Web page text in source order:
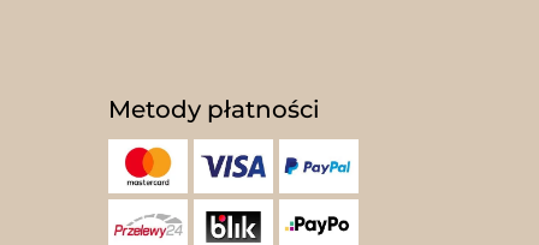
Metody płatności